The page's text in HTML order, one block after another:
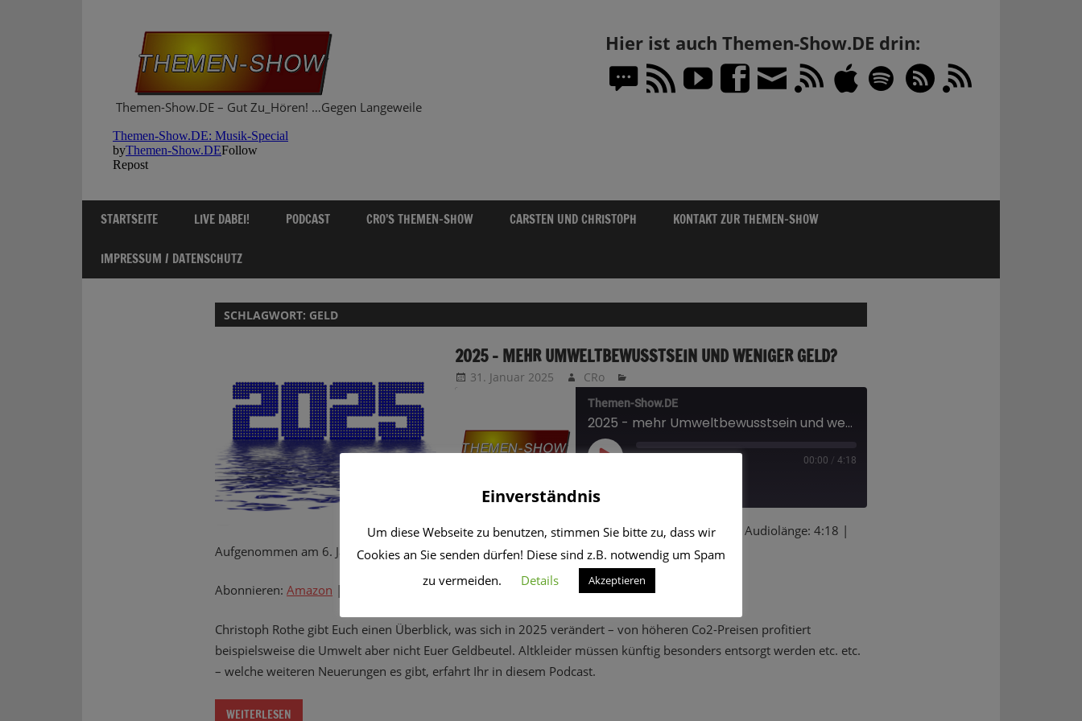
Themen-Show.DE – Gut Zu_Hören! …Gegen Langeweile
Hier ist auch Themen-Show.DE drin:
STARTSEITE LIVE DABEI! PODCAST CRO’S THEMEN-SHOW CARSTEN UND CHRISTOPH KONTAKT ZUR THEMEN-SHOW
IMPRESSUM / DATENSCHUTZ
SCHLAGWORT: GELD
2025 – MEHR UMWELTBEWUSSTSEIN UND WENIGER GELD?
31. Januar 2025 CRo
Themen-Show.DE
2025 - mehr Umweltbewusstsein und weniger Geld?
00:00 / 4:18
Amazon Apple Podcasts
TEILEN
LINK
EMBED
Datei herunterladen|In neuem Fenster abspielen Audiolänge: 4:18 |
Aufgenommen am 6. Januar 2025
Abonnieren: Amazon | Apple Podcasts| Deezer|Google Podcasts|Spotify
Christoph Rothe gibt Euch einen Überblick, was sich in 2025 verändert – von höheren Co2-Preisen profitiert
beispielsweise die Umwelt aber nicht Euer Geldbeutel. Altkleider müssen künftig besonders entsorgt werden etc. etc.
– welche weiteren Neuerungen es gibt, erfahrt Ihr in diesem Podcast.
WEITERLESEN
Einverständnis
Um diese Webseite zu benutzen, stimmen Sie bitte zu, dass wir
Cookies an Sie senden dürfen! Diese sind z.B. notwendig um Spam
zu vermeiden.
Details Akzeptieren